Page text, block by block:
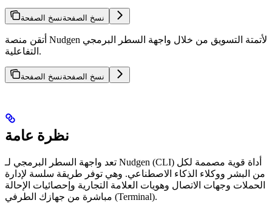
نسخ الصفحةنسخ الصفحة
أتقن منصة Nudgen لأتمتة التسويق من خلال واجهة السطر البرمجي
التفاعلية.
نسخ الصفحةنسخ الصفحة
نظرة عامة
تعد واجهة السطر البرمجي لـ Nudgen (CLI) أداة قوية مصممة لكل
من البشر ووكلاء الذكاء الاصطناعي. وهي توفر طريقة سلسة لإدارة
الحملات وجهات الاتصال وهويات العلامة التجارية وإحصائيات الإحالة
مباشرة من جهازك الطرفي (Terminal).